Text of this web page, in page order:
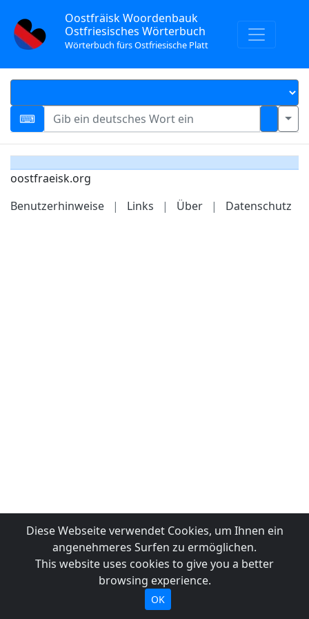
Oostfräisk Woordenbauk
Ostfriesisches Wörterbuch
Wörterbuch fürs Ostfriesische Platt
oostfraeisk.org
Benutzerhinweise
| Links | Über | Datenschutz
Diese Webseite verwendet Cookies, um Ihnen ein
angenehmeres Surfen zu ermöglichen.
This website uses cookies to give you a better
browsing experience.
OK